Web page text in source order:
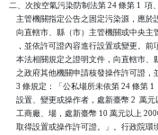
二、次按空氣污染防制法第 24 條第 1  項
主管機關指定公告之固定污染源，應
向直轄市、縣（市）主管機關或中央
，並依許可證內容進行設置或變更。
本法相關規定之證明文件，向直轄市
之政府其他機關申請核發操作許可證
3 條規定：「公私場所未依第 24 條第
設置、變更或操作者，處新臺幣 2  萬
工商廠、場，處新臺幣 10 萬元以上
取得設置或操作許可證。」。行政院環